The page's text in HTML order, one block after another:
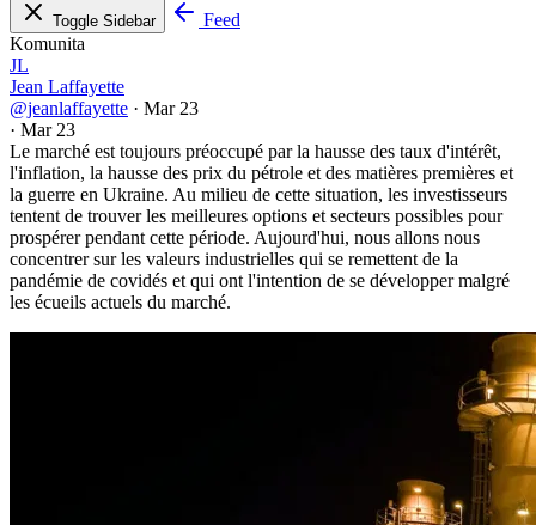
Toggle Sidebar
Feed
Komunita
JL
Jean Laffayette
@jeanlaffayette · Mar 23
· Mar 23
Le marché est toujours préoccupé par la hausse des taux d'intérêt,
l'inflation, la hausse des prix du pétrole et des matières premières et
la guerre en Ukraine. Au milieu de cette situation, les investisseurs
tentent de trouver les meilleures options et secteurs possibles pour
prospérer pendant cette période. Aujourd'hui, nous allons nous
concentrer sur les valeurs industrielles qui se remettent de la
pandémie de covidés et qui ont l'intention de se développer malgré
les écueils actuels du marché.